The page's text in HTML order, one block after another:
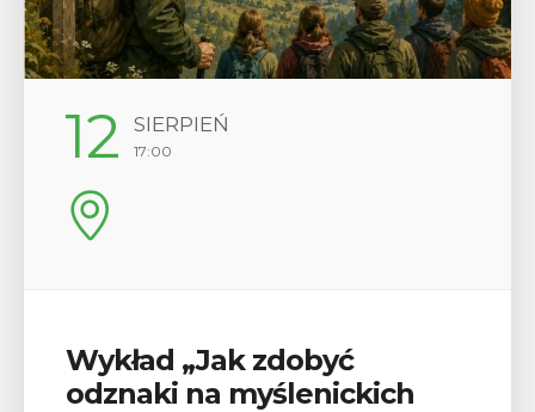
29 SIERPIEŃ
08:00 - 18:00
V Turniej Myślimira.
Mieszczanie i rzemieślnicy